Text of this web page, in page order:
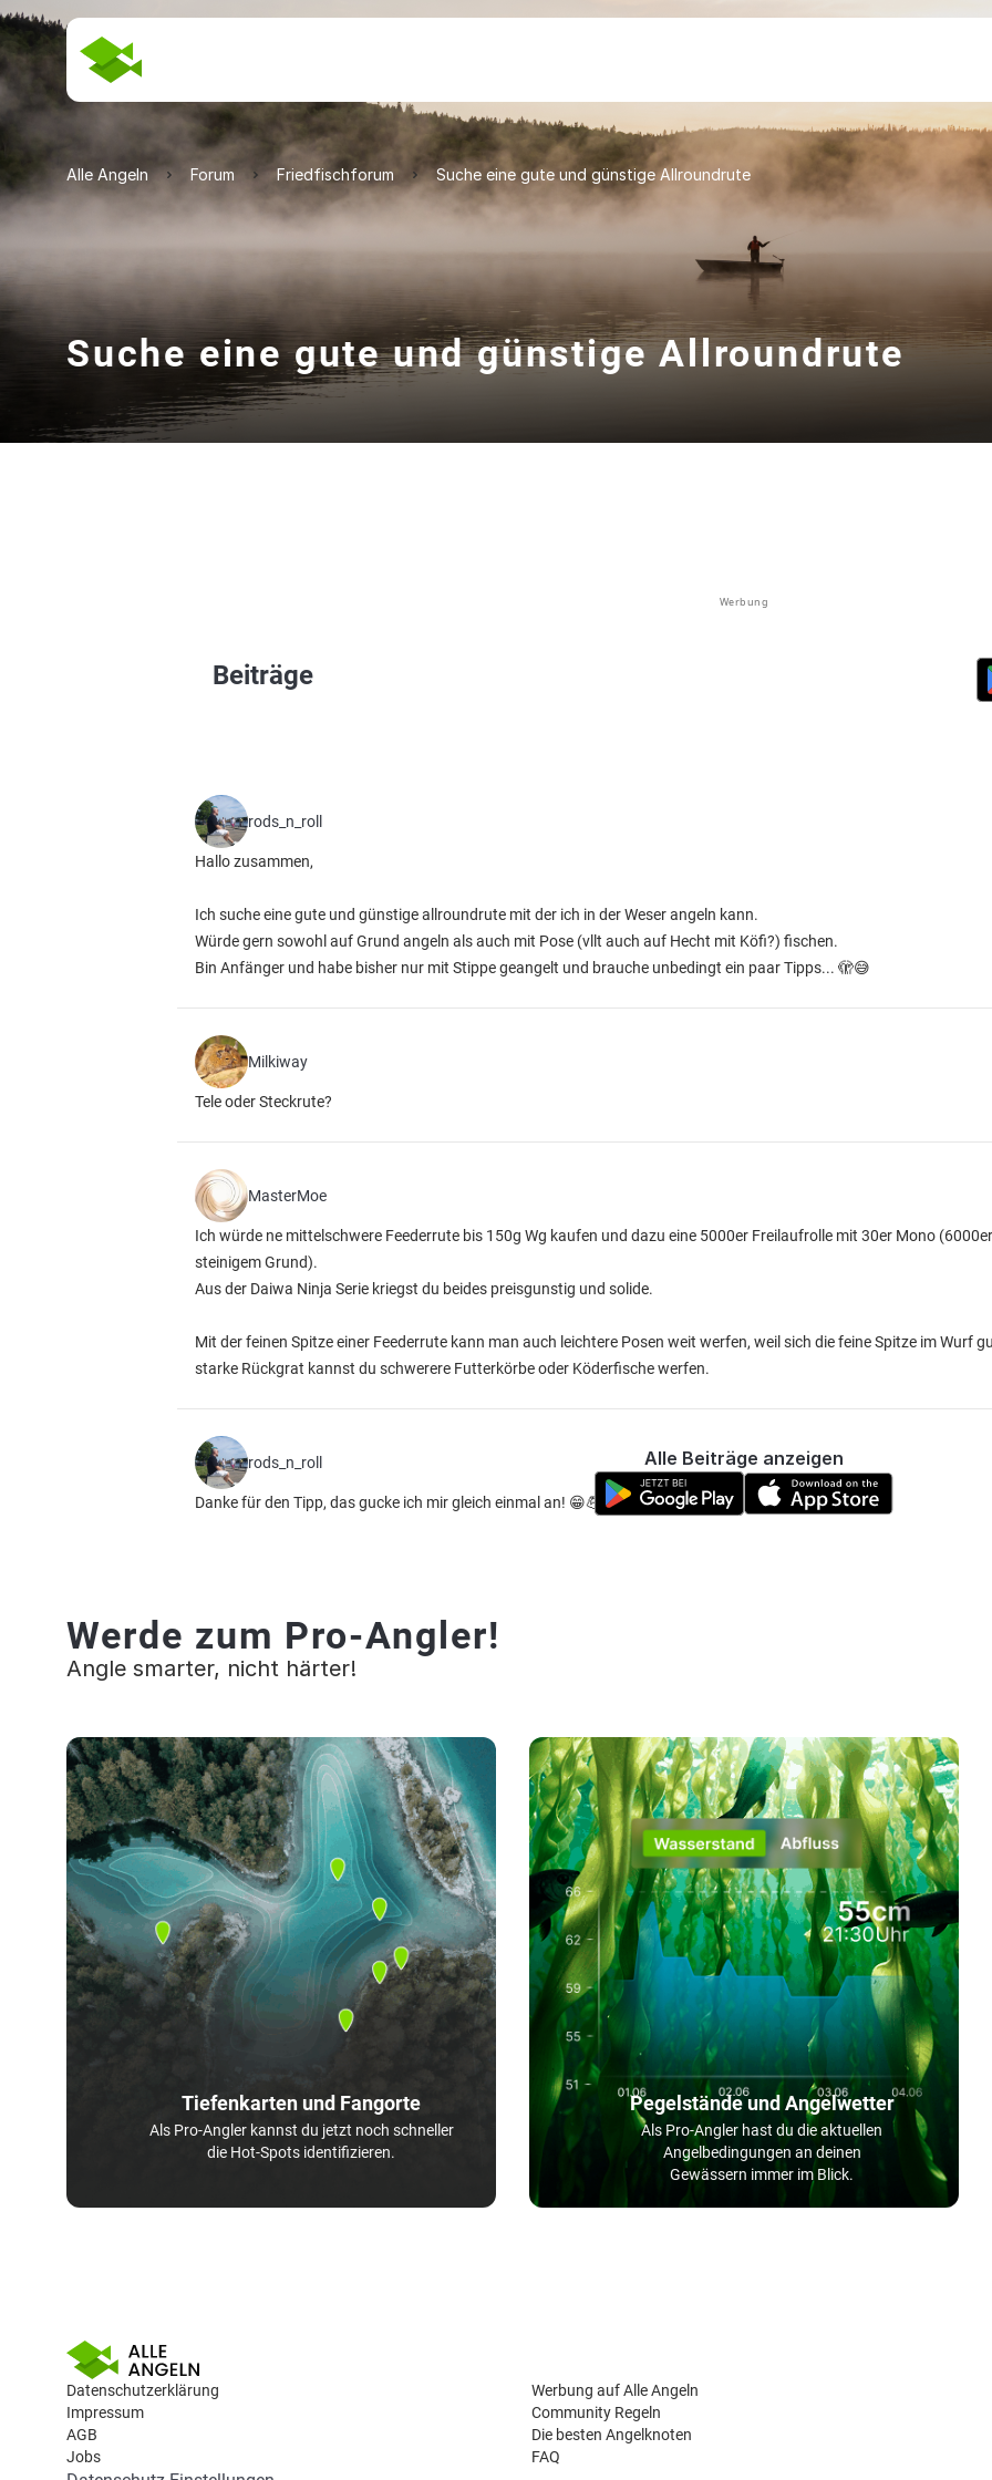
Alle Angeln Forum Friedfischforum Suche eine gute und günstige Allroundrute
Suche eine gute und günstige Allroundrute
Werbung
Beiträge
rods_n_roll
Hallo zusammen,
Ich suche eine gute und günstige allroundrute mit der ich in der Weser angeln kann.
Würde gern sowohl auf Grund angeln als auch mit Pose (vllt auch auf Hecht mit Köfi?) fischen.
Bin Anfänger und habe bisher nur mit Stippe geangelt und brauche unbedingt ein paar Tipps... 🫣😅
Milkiway
Tele oder Steckrute?
MasterMoe
Ich würde ne mittelschwere Feederrute bis 150g Wg kaufen und dazu eine 5000er Freilaufrolle mit 30er Mono
steinigem Grund).
Aus der Daiwa Ninja Serie kriegst du beides preisgunstig und solide.
Mit der feinen Spitze einer Feederrute kann man auch leichtere Posen weit werfen, weil sich die feine Spitze im Wurf
starke Rückgrat kannst du schwerere Futterkörbe oder Köderfische werfen.
rods_n_roll
Danke für den Tipp, das gucke ich mir gleich einmal an! 😁💪🏼
Alle Beiträge anzeigen
Werde zum Pro-Angler!
Angle smarter, nicht härter!
Tiefenkarten und Fangorte
Als Pro-Angler kannst du jetzt noch schneller
die Hot-Spots identifizieren.
Pegelstände und Angelwetter
Als Pro-Angler hast du die aktuellen
Angelbedingungen an deinen
Gewässern immer im Blick.
Datenschutzerklärung
Impressum
AGB
Jobs
Werbung auf Alle Angeln
Community Regeln
Die besten Angelknoten
FAQ